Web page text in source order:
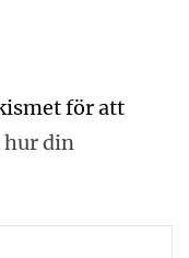
för att
hur din